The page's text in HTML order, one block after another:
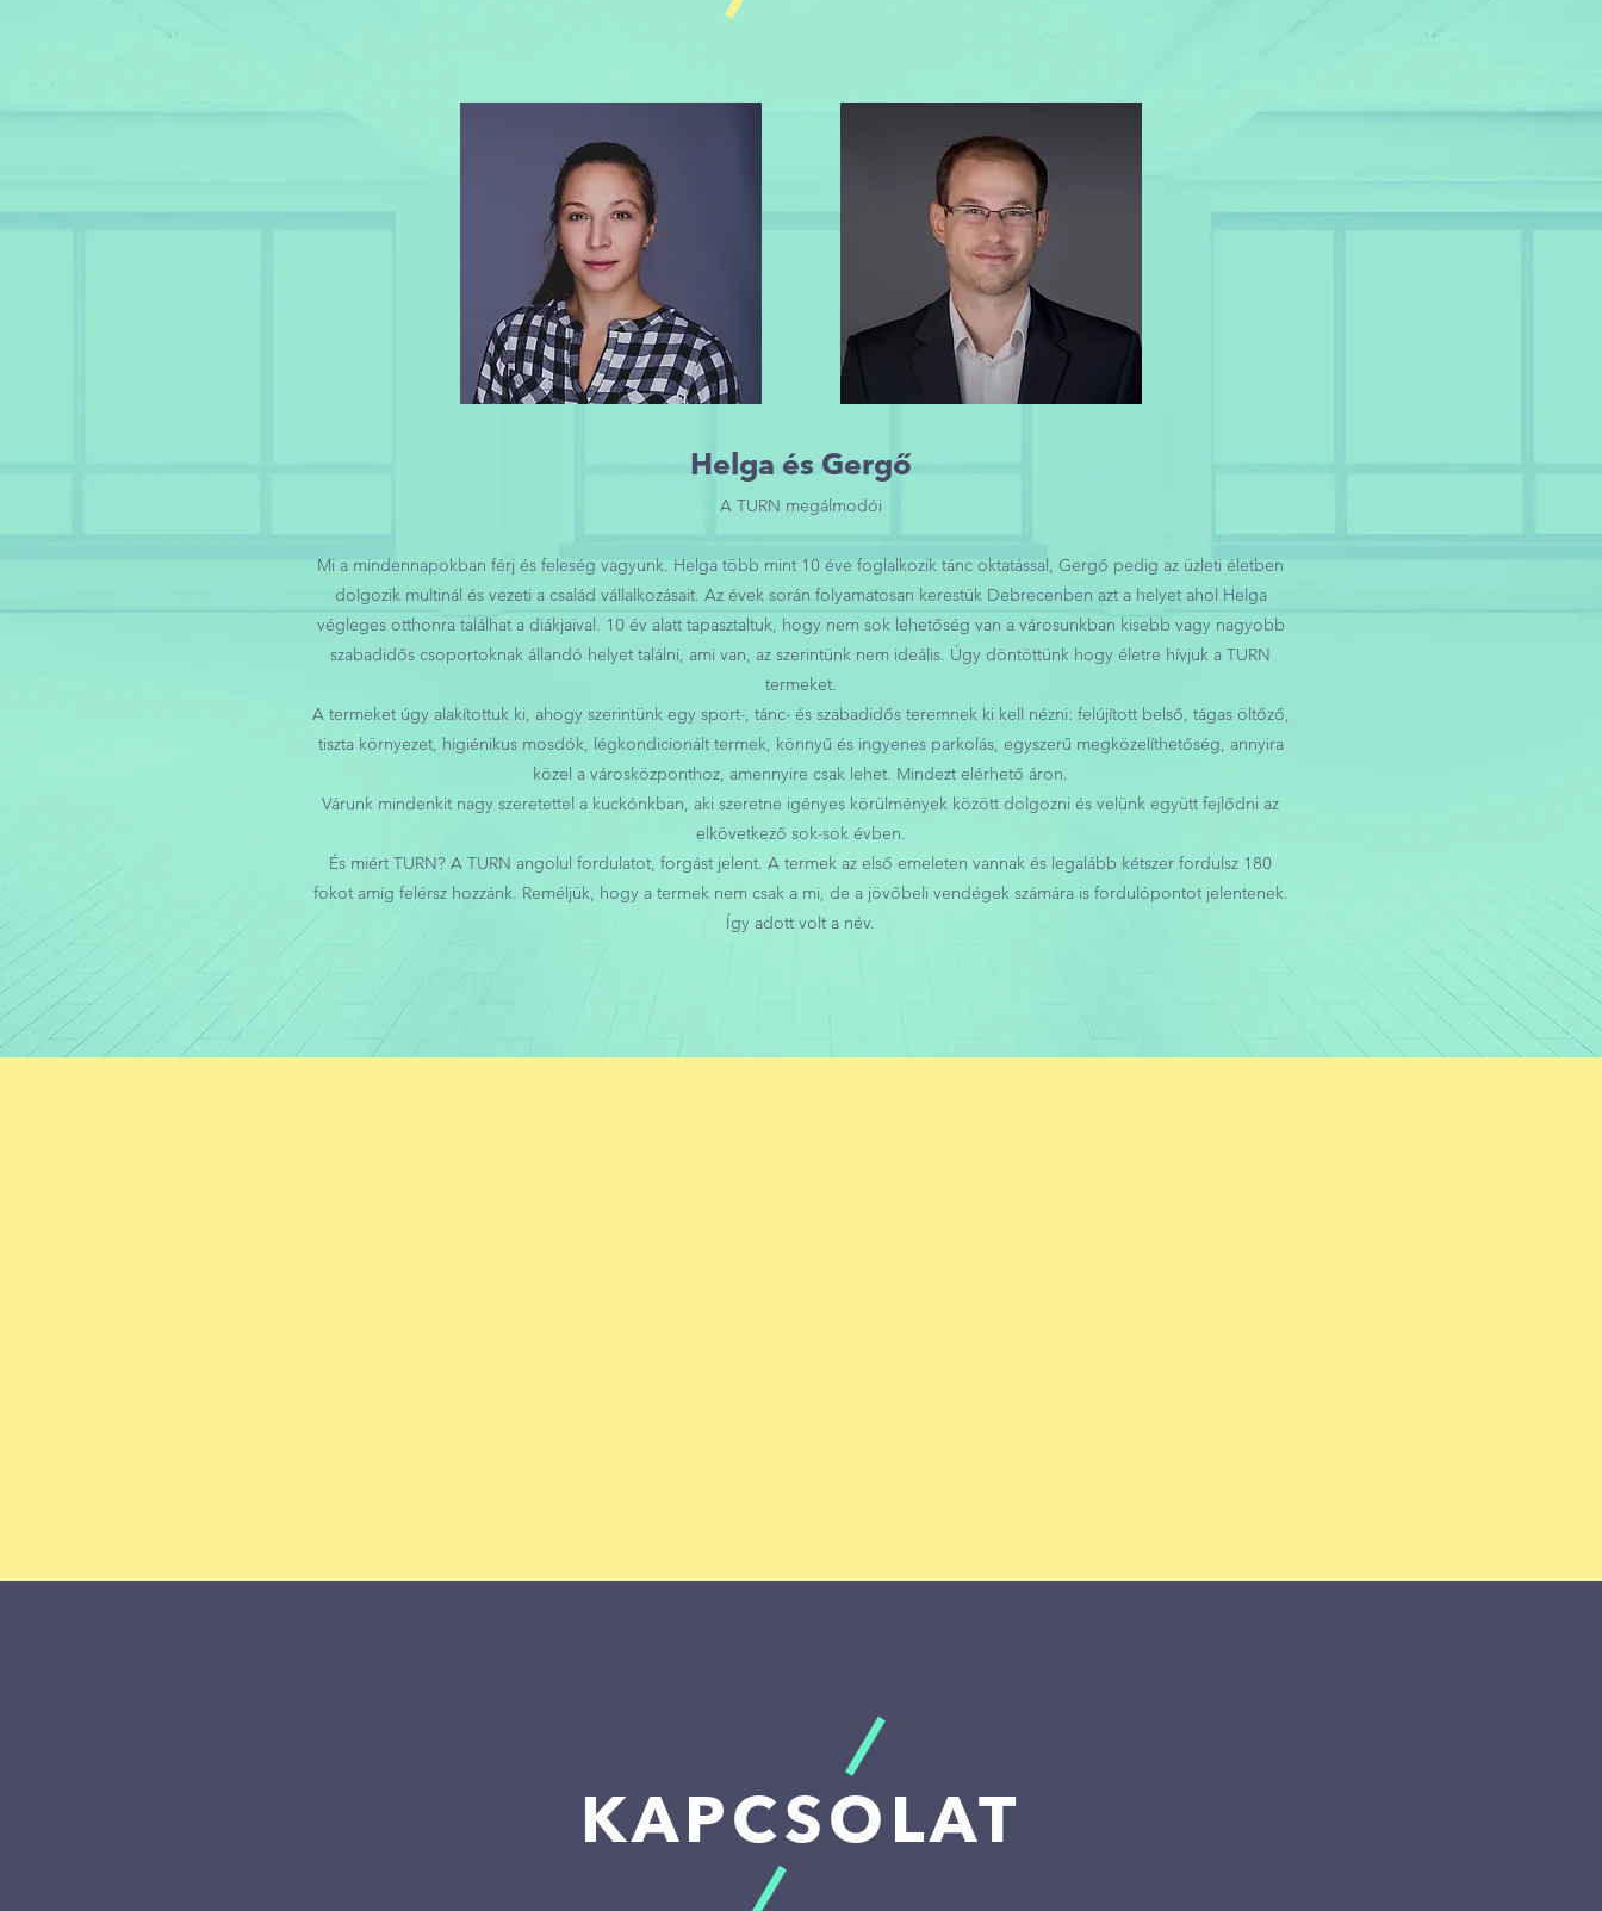
Helga és Gergő
A TURN megálmodói
Mi a mindennapokban férj és feleség vagyunk. Helga több mint 10 éve foglalkozik tánc oktatással, Gergő pedig az üzleti életben
dolgozik multinál és vezeti a család vállalkozásait. Az évek során folyamatosan kerestük Debrecenben azt a helyet ahol Helga
végleges otthonra találhat a diákjaival. 10 év alatt tapasztaltuk, hogy nem sok lehetőség van a városunkban kisebb vagy nagyobb
szabadidős csoportoknak állandó helyet találni, ami van, az szerintünk nem ideális. Úgy döntöttünk hogy életre hívjuk a TURN
termeket.
A termeket úgy alakítottuk ki, ahogy szerintünk egy sport-, tánc- és szabadidős teremnek ki kell nézni: felújított belső, tágas öltőző,
tiszta környezet, higiénikus mosdók, légkondicionált termek, könnyű és ingyenes parkolás, egyszerű megközelíthetőség, annyira
közel a városközponthoz, amennyire csak lehet. Mindezt elérhető áron.
Várunk mindenkit nagy szeretettel a kuckónkban, aki szeretne igényes körülmények között dolgozni és velünk együtt fejlődni az
elkövetkező sok-sok évben.
És miért TURN? A TURN angolul fordulatot, forgást jelent. A termek az első emeleten vannak és legalább kétszer fordulsz 180
fokot amíg felérsz hozzánk. Reméljük, hogy a termek nem csak a mi, de a jövőbeli vendégek számára is fordulópontot jelentenek.
Így adott volt a név.
KAPCSOLAT